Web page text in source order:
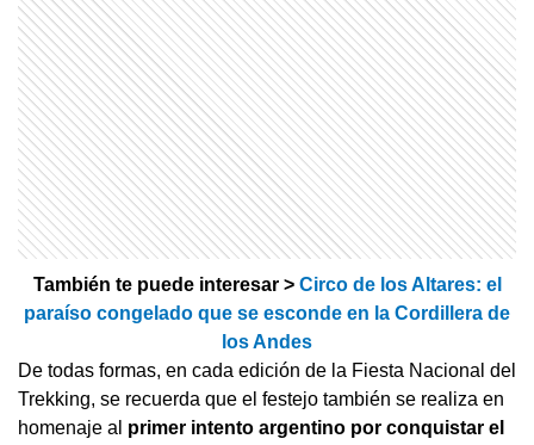
También te puede interesar > Circo de los Altares: el
paraíso congelado que se esconde en la Cordillera de
los Andes
De todas formas, en cada edición de la Fiesta Nacional del
Trekking, se recuerda que el festejo también se realiza en
homenaje al primer intento argentino por conquistar el